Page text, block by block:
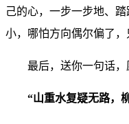
己的心，一步一步地、
小，哪怕方向偶尔偏了，
最后，送你一句话，
“山重水复疑无路，